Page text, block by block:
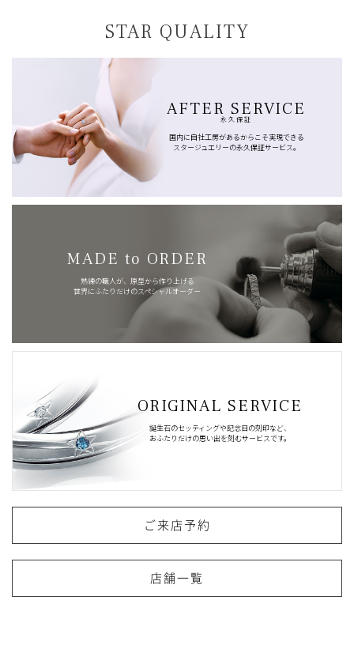
STAR QUALITY
AFTER SERVICE
永久保証
国内に自社工房があるからこそ実現できる
スタージュエリーの永久保証サービス。
MADE to ORDER
熟練の職人が、原型から作り上げる
世界にふたりだけのスペシャルオーダー
ORIGINAL SERVICE
誕生石のセッティングや記念日の刻印など、
おふたりだけの思い出を刻むサービスです。
ご来店予約
店舗一覧